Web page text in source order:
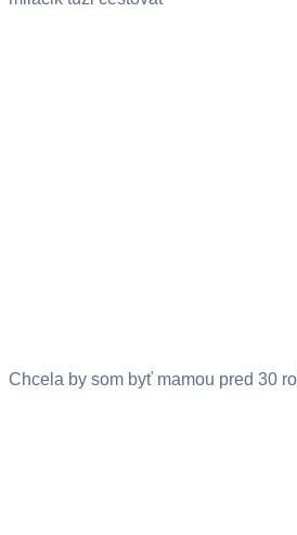
Chcela by som byť mamou pred 30